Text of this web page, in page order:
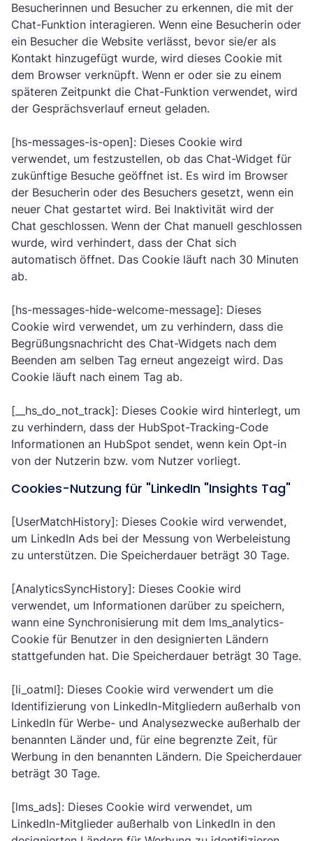
Besucherinnen und Besucher zu erkennen, die mit der
Chat-Funktion interagieren. Wenn eine Besucherin oder
ein Besucher die Website verlässt, bevor sie/er als
Kontakt hinzugefügt wurde, wird dieses Cookie mit
dem Browser verknüpft. Wenn er oder sie zu einem
späteren Zeitpunkt die Chat-Funktion verwendet, wird
der Gesprächsverlauf erneut geladen.
[hs-messages-is-open]: Dieses Cookie wird
verwendet, um festzustellen, ob das Chat-Widget für
zukünftige Besuche geöffnet ist. Es wird im Browser
der Besucherin oder des Besuchers gesetzt, wenn ein
neuer Chat gestartet wird. Bei Inaktivität wird der
Chat geschlossen. Wenn der Chat manuell geschlossen
wurde, wird verhindert, dass der Chat sich
automatisch öffnet. Das Cookie läuft nach 30 Minuten
ab.
[hs-messages-hide-welcome-message]: Dieses
Cookie wird verwendet, um zu verhindern, dass die
Begrüßungsnachricht des Chat-Widgets nach dem
Beenden am selben Tag erneut angezeigt wird. Das
Cookie läuft nach einem Tag ab.
[__hs_do_not_track]: Dieses Cookie wird hinterlegt, um
zu verhindern, dass der HubSpot-Tracking-Code
Informationen an HubSpot sendet, wenn kein Opt-in
von der Nutzerin bzw. vom Nutzer vorliegt.
Cookies-Nutzung für "LinkedIn "Insights Tag"
[UserMatchHistory]: Dieses Cookie wird verwendet,
um LinkedIn Ads bei der Messung von Werbeleistung
zu unterstützen. Die Speicherdauer beträgt 30 Tage.
[AnalyticsSyncHistory]: Dieses Cookie wird
verwendet, um Informationen darüber zu speichern,
wann eine Synchronisierung mit dem lms_analytics-
Cookie für Benutzer in den designierten Ländern
stattgefunden hat. Die Speicherdauer beträgt 30 Tage.
[li_oatml]: Dieses Cookie wird verwendert um die
Identifizierung von LinkedIn-Mitgliedern außerhalb von
LinkedIn für Werbe- und Analysezwecke außerhalb der
benannten Länder und, für eine begrenzte Zeit, für
Werbung in den benannten Ländern. Die Speicherdauer
beträgt 30 Tage.
[lms_ads]: Dieses Cookie wird verwendet, um
LinkedIn-Mitglieder außerhalb von LinkedIn in den